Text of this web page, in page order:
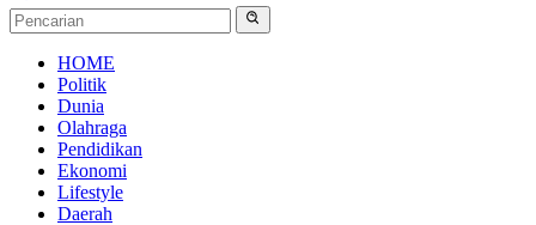
HOME
Politik
Dunia
Olahraga
Pendidikan
Ekonomi
Lifestyle
Daerah